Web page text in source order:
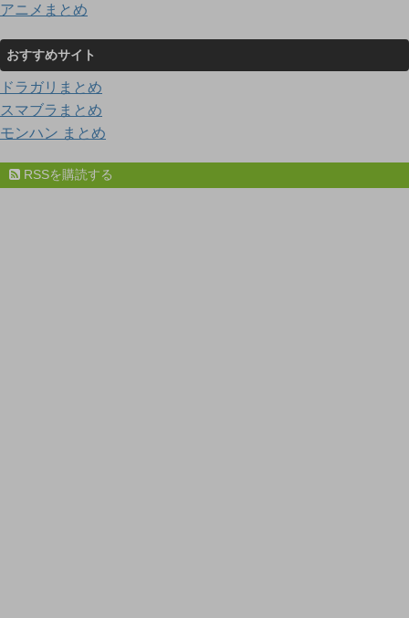
アニメまとめ
おすすめサイト
ドラガリまとめ
スマブラまとめ
モンハン まとめ
RSSを購読する